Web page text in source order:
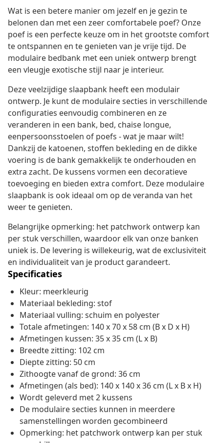
Wat is een betere manier om jezelf en je gezin te
belonen dan met een zeer comfortabele poef? Onze
poef is een perfecte keuze om in het grootste comfort
te ontspannen en te genieten van je vrije tijd. De
modulaire bedbank met een uniek ontwerp brengt
een vleugje exotische stijl naar je interieur.
Deze veelzijdige slaapbank heeft een modulair
ontwerp. Je kunt de modulaire secties in verschillende
configuraties eenvoudig combineren en ze
veranderen in een bank, bed, chaise longue,
eenpersoonsstoelen of poefs - wat je maar wilt!
Dankzij de katoenen, stoffen bekleding en de dikke
voering is de bank gemakkelijk te onderhouden en
extra zacht. De kussens vormen een decoratieve
toevoeging en bieden extra comfort. Deze modulaire
slaapbank is ook ideaal om op de veranda van het
weer te genieten.
Belangrijke opmerking: het patchwork ontwerp kan
per stuk verschillen, waardoor elk van onze banken
uniek is. De levering is willekeurig, wat de exclusiviteit
en individualiteit van je product garandeert.
Specificaties
Kleur: meerkleurig
Materiaal bekleding: stof
Materiaal vulling: schuim en polyester
Totale afmetingen: 140 x 70 x 58 cm (B x D x H)
Afmetingen kussen: 35 x 35 cm (L x B)
Breedte zitting: 102 cm
Diepte zitting: 50 cm
Zithoogte vanaf de grond: 36 cm
Afmetingen (als bed): 140 x 140 x 36 cm (L x B x H)
Wordt geleverd met 2 kussens
De modulaire secties kunnen in meerdere
samenstellingen worden gecombineerd
Opmerking: het patchwork ontwerp kan per stuk